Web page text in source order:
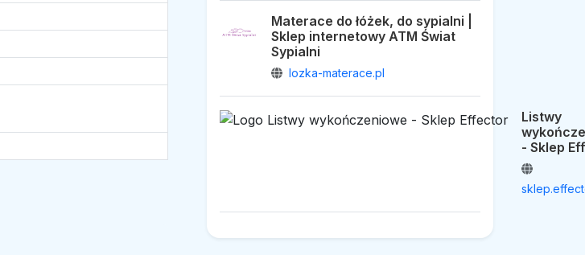
Materace do łóżek, do sypialni |
Sklep internetowy ATM Świat
Sypialni
lozka-materace.pl
Listwy
- Sklep